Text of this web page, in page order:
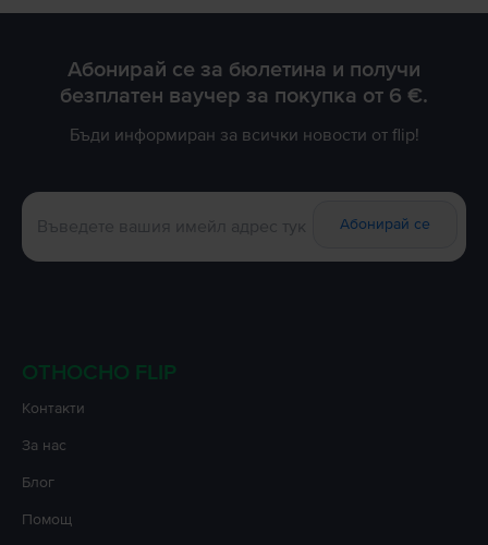
Абонирай се за бюлетина и получи
безплатен ваучер за покупка от 6 €.
Бъди информиран за всички новости от flip!
Абонирай се
ОТНОСНО FLIP
Контакти
За нас
Блог
Помощ